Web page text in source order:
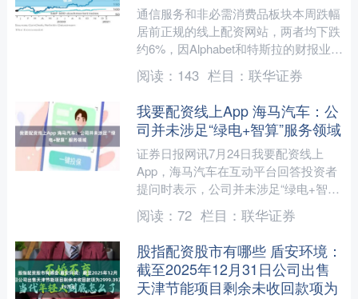
通信服务和非必需消费品板块本周跌幅
居前正规的线上配资网站，两者均下跌
约6%，因Alphabet和特斯拉的财报业绩
拖累了这两个以大型科技股为主的板
块。 非必需消费....
阅读： 143 栏目： 联华证券
我要配资线上App 海马汽车：公
司并未涉足“绿电+智算”服务领域
证券日报网讯7月24日我要配资线上
App，海马汽车在互动平台回答投资者
提问时表示，公司并未涉足“绿电+智
算”服务领域。 海量资讯、精准解读，
尽在新浪财经APP....
阅读： 72 栏目： 联华证券
股指配资股市有哪些 盾安环境：
截至2025年12月31日公司出售
天津节能项目剩余未收回款项为